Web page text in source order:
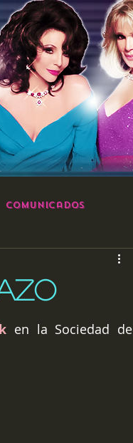
Comunicados
en la Sociedad de